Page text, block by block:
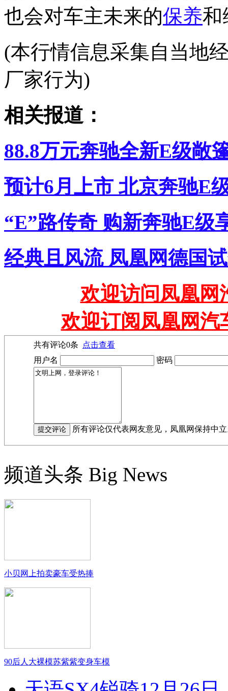
也会对车主未来的保养和
(本行情信息采集自当地
厂家行为)
相关报道：
88.8万元奔驰全新E级敞
预计6月上市 北京奔驰E
“E”路传奇 购新奔驰E级
经典且风流 凤凰网德国
欢迎访问凤凰网
欢迎订阅凤凰网汽
共有评论0条
点击查看
用户名
密码
所有评论仅代表网友意见，凤凰网保持中
频道头条 Big News
小贝网上拍卖豪车受热捧
90后人大裸模苏紫紫变身车模